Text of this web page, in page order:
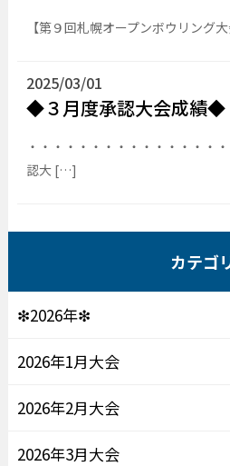
【第９回札幌オープンボウリング
2025/03/01
◆３月度承認大会成績◆
・・・・・・・・・・・・・・・
認大 […]
カテゴ
❇2026年❇
2026年1月大会
2026年2月大会
2026年3月大会